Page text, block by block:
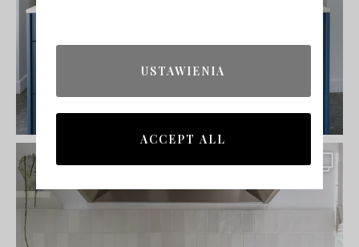
USTAWIENIA
ACCEPT ALL